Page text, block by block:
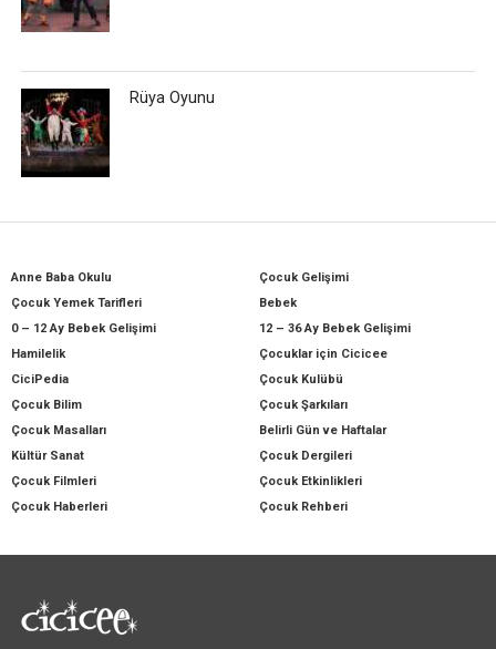
Rüya Oyunu
Anne Baba Okulu
Çocuk Gelişimi
Çocuk Yemek Tarifleri
Bebek
0 – 12 Ay Bebek Gelişimi
12 – 36 Ay Bebek Gelişimi
Hamilelik
Çocuklar için Cicicee
CiciPedia
Çocuk Kulübü
Çocuk Bilim
Çocuk Şarkıları
Çocuk Masalları
Belirli Gün ve Haftalar
Kültür Sanat
Çocuk Dergileri
Çocuk Filmleri
Çocuk Etkinlikleri
Çocuk Haberleri
Çocuk Rehberi